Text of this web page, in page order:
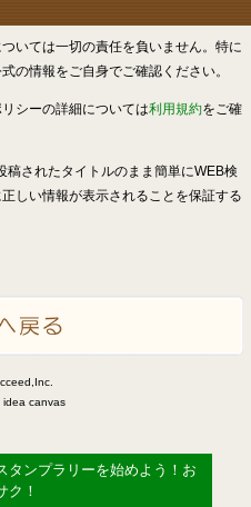
いては一切の責任を負いません。特に
の情報をご自身でご確認ください。
シーの詳細については利用規約をご確
稿されたタイトルのまま簡単にWEB検
しい情報が表示されることを保証する
idea canvas
タンプラリーを始めよう！お
ク！